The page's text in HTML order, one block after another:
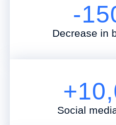
-
Decrease in
+
Social